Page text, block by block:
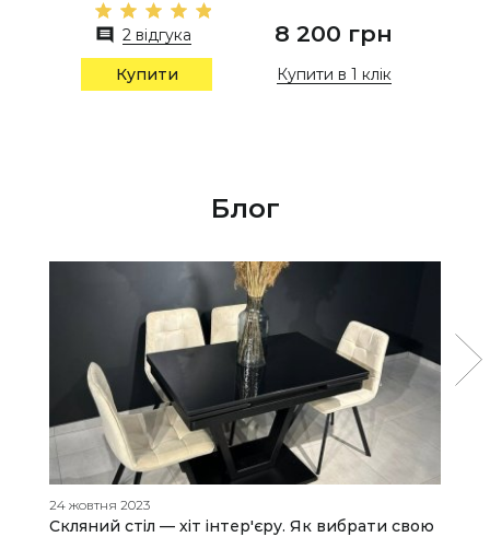
2 відгука 8 200 грн
Купити Купити в 1 клік
Блог
24 жовтня 2023
Скляний стіл — хіт інтер'єру. Як вибрати свою